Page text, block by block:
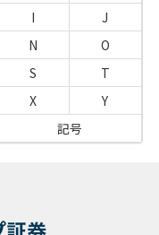
I
J
N
O
S
T
X
Y
記号